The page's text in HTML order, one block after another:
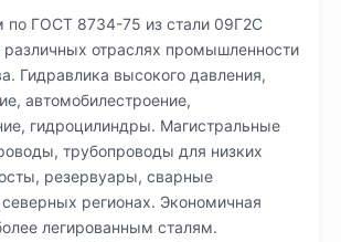
ГОСТ 8734-75 из стали 09Г2С
различных отраслях промышленности
Гидравлика высокого давления,
автомобилестроение,
гидроцилиндры. Магистральные
трубопроводы для низких
резервуары, сварные
регионах. Экономичная
легированным сталям.